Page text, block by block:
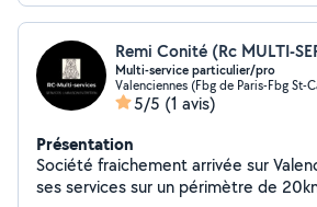
Remi Conité (Rc MULTI-
Multi-service particulier/pro
Valenciennes (Fbg de Paris-Fbg St-
5/5 (1 avis)
Présentation
Société fraichement arrivée sur
ses services sur un périmètre de 20km: